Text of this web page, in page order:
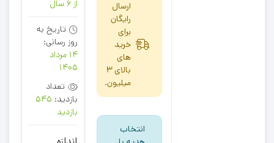
ارسال
رایگان
برای
خرید
های
بالای 3
میلیون.
انتخاب
از 6 سال
تاریخ به
روز رسانی:
14 مرداد
1405
تعداد
بازدید: 545
بازدید